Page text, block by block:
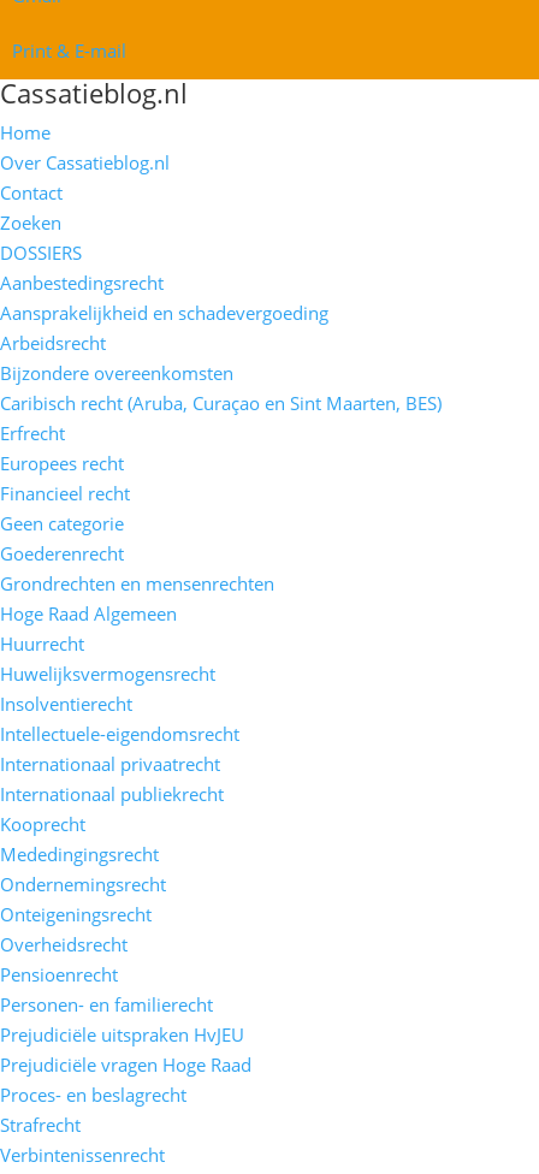
Print & E-mail
Cassatieblog.nl
Home
Over Cassatieblog.nl
Contact
Zoeken
DOSSIERS
Aanbestedingsrecht
Aansprakelijkheid en schadevergoeding
Arbeidsrecht
Bijzondere overeenkomsten
Caribisch recht (Aruba, Curaçao en Sint Maarten, BES)
Erfrecht
Europees recht
Financieel recht
Geen categorie
Goederenrecht
Grondrechten en mensenrechten
Hoge Raad Algemeen
Huurrecht
Huwelijksvermogensrecht
Insolventierecht
Intellectuele-eigendomsrecht
Internationaal privaatrecht
Internationaal publiekrecht
Kooprecht
Mededingingsrecht
Ondernemingsrecht
Onteigeningsrecht
Overheidsrecht
Pensioenrecht
Personen- en familierecht
Prejudiciële uitspraken HvJEU
Prejudiciële vragen Hoge Raad
Proces- en beslagrecht
Strafrecht
Verbintenissenrecht